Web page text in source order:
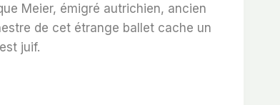
Meier, émigré autrichien, ancien
de cet étrange ballet cache un
juif.